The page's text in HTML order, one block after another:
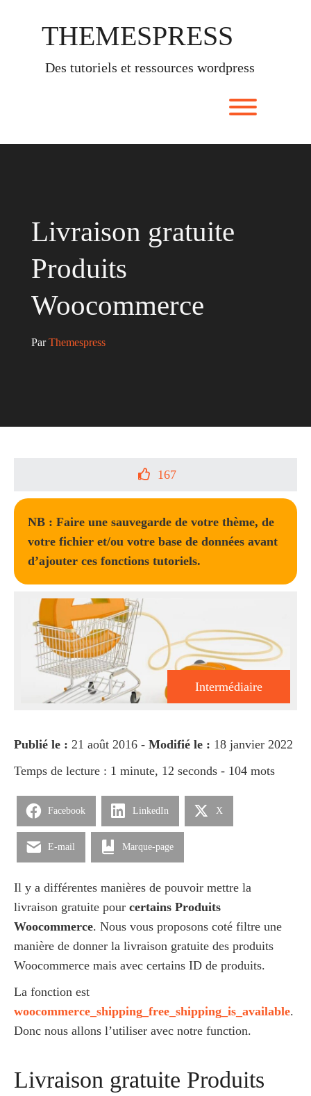
THEMESPRESS
des tutoriels et ressources wordpress
Livraison gratuite
Produits
Woocommerce
Par Themespress
167
NB : Faire une sauvegarde de votre thème, de
votre fichier et/ou votre base de données avant
d’ajouter ces fonctions tutoriels.
Intermédiaire
Publié le : 21 août 2016 - Modifié le : 18 janvier 2022
Temps de lecture : 1 minute, 12 seconds - 104 mots
Facebook LinkedIn X
E-mail Marque-page
Il y a différentes manières de pouvoir mettre la
livraison gratuite pour certains Produits
Woocommerce. Nous vous proposons coté filtre une
manière de donner la livraison gratuite des produits
Woocommerce mais avec certains ID de produits.
La fonction est
woocommerce_shipping_free_shipping_is_available.
Donc nous allons l’utiliser avec notre function.
Livraison gratuite Produits